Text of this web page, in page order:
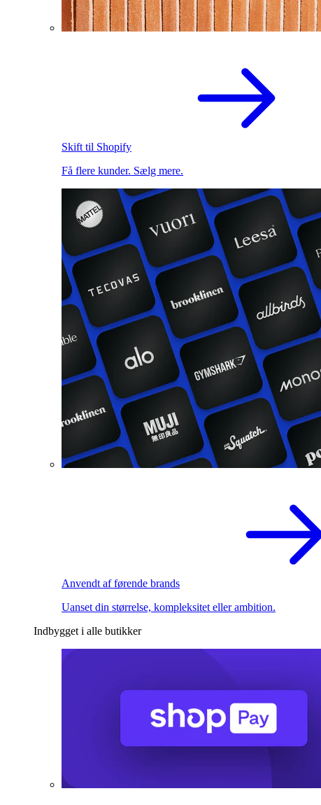
Skift til Shopify
Få flere kunder. Sælg mere.
Anvendt af førende brands
Uanset din størrelse, kompleksitet eller ambition.
Indbygget i alle butikker